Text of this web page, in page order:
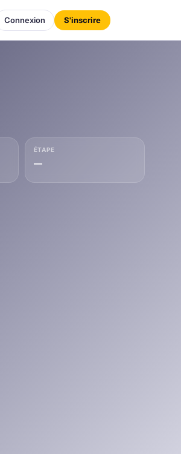
Connexion S'inscrire
ÉTAPE
—